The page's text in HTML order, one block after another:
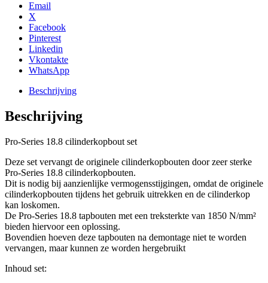
Email
X
Facebook
Pinterest
Linkedin
Vkontakte
WhatsApp
Beschrijving
Beschrijving
Pro-Series 18.8 cilinderkopbout set
Deze set vervangt de originele cilinderkopbouten door zeer sterke
Pro-Series 18.8 cilinderkopbouten.
Dit is nodig bij aanzienlijke vermogensstijgingen, omdat de originele
cilinderkopbouten tijdens het gebruik uitrekken en de cilinderkop
kan loskomen.
De Pro-Series 18.8 tapbouten met een treksterkte van 1850 N/mm²
bieden hiervoor een oplossing.
Bovendien hoeven deze tapbouten na demontage niet te worden
vervangen, maar kunnen ze worden hergebruikt
Inhoud set: